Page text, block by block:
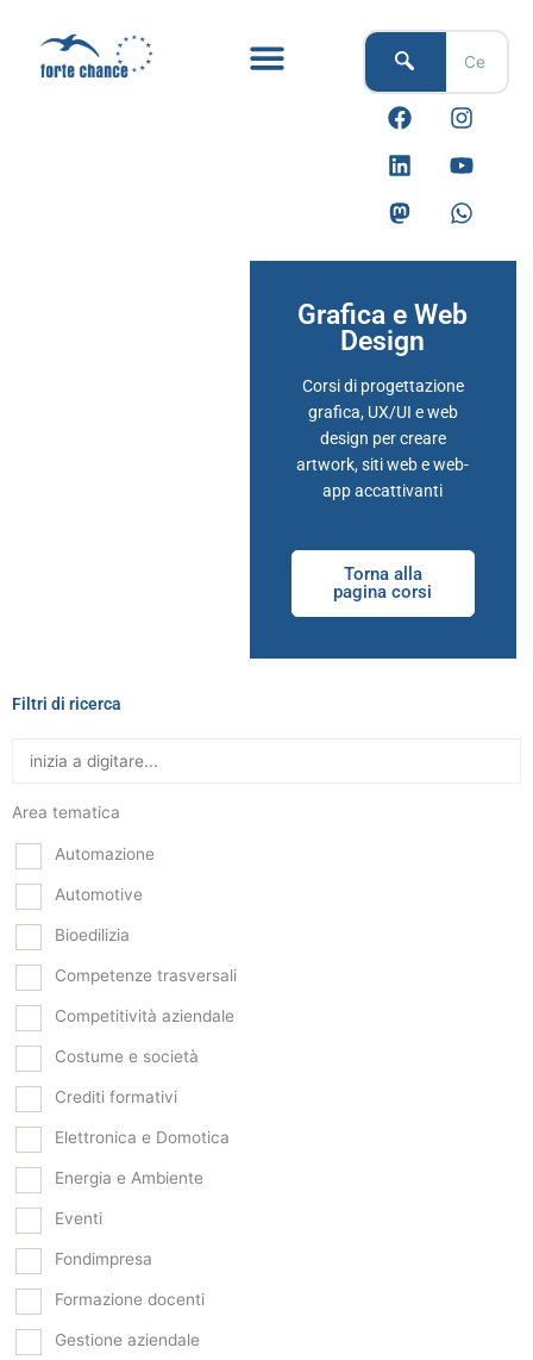
contenuto
F
a
c
e
b
o
I
n
s
t
a
g
L
i
n
k
e
d
Y
o
u
t
u
b
M
a
s
t
o
d
W
h
a
t
s
a
Grafica e Web
Design
Corsi di progettazione
grafica, UX/UI e web
design per creare
artwork, siti web e web-
app accattivanti
Torna alla
pagina corsi
Filtri di ricerca
Area tematica
Automazione
Automotive
Bioedilizia
Competenze trasversali
Competitività aziendale
Costume e società
Crediti formativi
Elettronica e Domotica
Energia e Ambiente
Eventi
Fondimpresa
Formazione docenti
Gestione aziendale